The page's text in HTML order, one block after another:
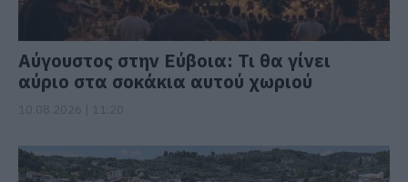
Αύγουστος στην Εύβοια: Τι θα γίνει
αύριο στα σοκάκια αυτού χωριού